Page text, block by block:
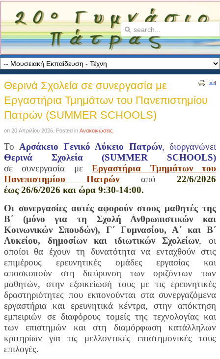
Θερινά Σχολεία σε συνεργασία με
Εργαστήρια Τμημάτων του Πανεπιστημίου
Πατρών (SUMMER SCHOOLS)
on 20 Απριλίου 2026 . Posted in Ανακοινώσεις
Το Αρσάκειο Γενικό Λύκειο Πατρών, διοργανώνει
Θερινά Σχολεία (SUMMER SCHOOLS)
σε συνεργασία μεΕργαστήρια Τμημάτων του
Πανεπιστημίου Πατρών
από22/6/2026
έως 26/6/2026 και ώρα 9:30-14:00.
Οι συνεργασίες αυτές αφορούν στους μαθητές της
Β΄ (μόνο για τη Σχολή Ανθρωπιστικών και
Κοινωνικών Σπουδών), Γ΄ Γυμνασίου, Α΄ και Β΄
Λυκείου, δημοσίων και ιδιωτικών Σχολείων, οι
οποίοι θα έχουν τη δυνατότητα να ενταχθούν στις
επιμέρους ερευνητικές ομάδες εργασίας και
αποσκοπούν στη διεύρυνση των οριζόντων των
μαθητών, στην εξοικείωσή τους με τις ερευνητικές
δραστηριότητες που εκπονούνται στα συνεργαζόμενα
εργαστήρια και ερευνητικά κέντρα, στην απόκτηση
εμπειριών σε διαφόρους τομείς της τεχνολογίας και
των επιστημών και στη διαμόρφωση κατάλληλων
κριτηρίων για τις μελλοντικές επιστημονικές τους
επιλογές.